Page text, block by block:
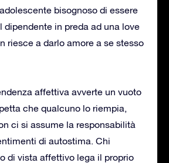
bisognoso di essere
dipendente in preda ad una love
riesce a darlo amore a se stesso
affettiva avverte un vuoto
che qualcuno lo riempia,
ci si assume la responsabilità
di autostima. Chi
di vista affettivo lega il proprio